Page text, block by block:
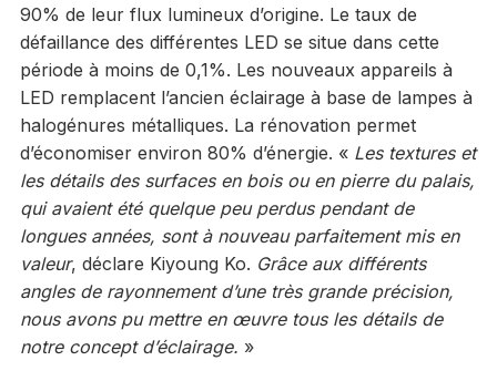
90% de leur flux lumineux d’origine. Le taux de
défaillance des différentes LED se situe dans cette
période à moins de 0,1%. Les nouveaux appareils à
LED remplacent l’ancien éclairage à base de lampes à
halogénures métalliques. La rénovation permet
d’économiser environ 80% d’énergie. «Les textures et
les détails des surfaces en bois ou en pierre du palais,
qui avaient été quelque peu perdus pendant de
longues années, sont à nouveau parfaitement mis en
valeur, déclare Kiyoung Ko. Grâce aux différents
angles de rayonnement d’une très grande précision,
nous avons pu mettre en œuvre tous les détails de
notre concept d’éclairage. »